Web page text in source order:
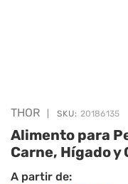
THOR SKU: 20186135
Alimento para
Carne, Hígado y
A partir de: